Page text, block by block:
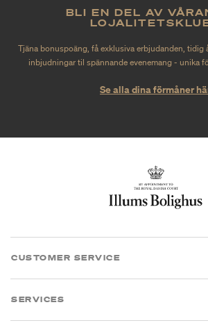
BLI EN DEL AV
Tjäna bonuspoäng, få exklusiva erbjudanden,
inbjudningar til spännande evenemang - unika
Se alla dina förmåner
CUSTOMER SERVICE
SERVICES